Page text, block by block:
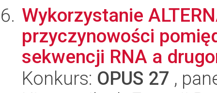
Wykorzystanie
przyczynowości
sekwencji RNA a
Konkurs: OPUS 27 ,